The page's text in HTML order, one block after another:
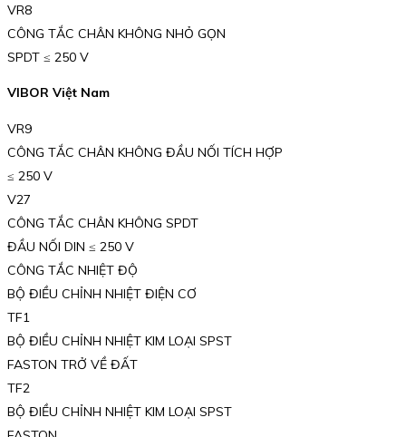
VR8
CÔNG TẮC CHÂN KHÔNG NHỎ GỌN
SPDT ≤ 250 V
VIBOR Việt Nam
VR9
CÔNG TẮC CHÂN KHÔNG ĐẦU NỐI TÍCH HỢP
≤ 250 V
V27
CÔNG TẮC CHÂN KHÔNG SPDT
ĐẦU NỐI DIN ≤ 250 V
CÔNG TẮC NHIỆT ĐỘ
BỘ ĐIỀU CHỈNH NHIỆT ĐIỆN CƠ
TF1
BỘ ĐIỀU CHỈNH NHIỆT KIM LOẠI SPST
FASTON TRỞ VỀ ĐẤT
TF2
BỘ ĐIỀU CHỈNH NHIỆT KIM LOẠI SPST